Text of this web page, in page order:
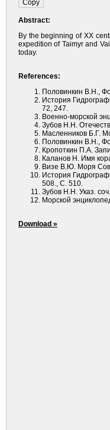
Abstract:
By the beginning of XX
expedition of Taimyr and
today.
References:
Половинкин В.Н.,
История
72, 247.
Военно-морской
Зубов Н.Н.
Масленников Б.Г.
Половинкин В.Н.,
Кропоткин П.А.
Каланов Н. Имя
Визе В.Ю. Моря
История
508., С. 510.
Зубов Н.Н. Указ.
Морской
Download »